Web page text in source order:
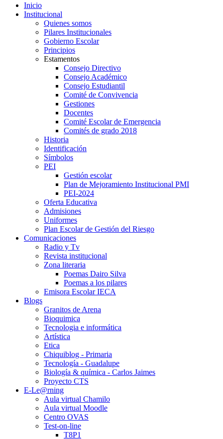
Inicio
Institucional
Quienes somos
Pilares Institucionales
Gobierno Escolar
Principios
Estamentos
Consejo Directivo
Consejo Académico
Consejo Estudiantil
Comité de Convivencia
Gestiones
Docentes
Comité Escolar de Emergencia
Comités de grado 2018
Historia
Identificación
Símbolos
PEI
Gestión escolar
Plan de Mejoramiento Institucional PMI
PEI-2024
Oferta Educativa
Admisiones
Uniformes
Plan Escolar de Gestión del Riesgo
Comunicaciones
Radio y Tv
Revista institucional
Zona literaria
Poemas Dairo Silva
Poemas a los pilares
Emisora Escolar IECA
Blogs
Granitos de Arena
Bioquimica
Tecnologia e informática
Artística
Etica
Chiquiblog - Primaria
Tecnología - Guadalupe
Biología & química - Carlos Jaimes
Proyecto CTS
E-Le@rning
Aula virtual Chamilo
Aula virtual Moodle
Centro OVAS
Test-on-line
T8P1